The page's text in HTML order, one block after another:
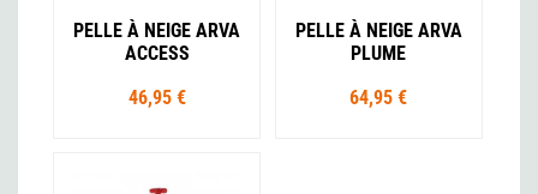
PELLE À NEIGE ARVA
ACCESS
46,95 €
PELLE À NEIGE ARVA
PLUME
64,95 €